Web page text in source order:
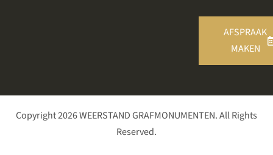
AFSPRAAK
MAKEN
Copyright 2026 WEERSTAND GRAFMONUMENTEN. All Rights
Reserved.